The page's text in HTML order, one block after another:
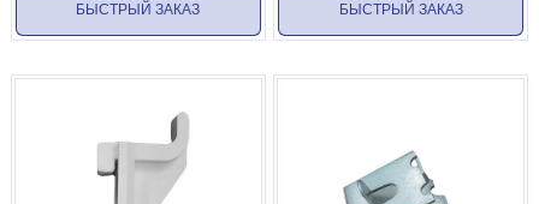
БЫСТРЫЙ ЗАКАЗ БЫСТРЫЙ ЗАКАЗ